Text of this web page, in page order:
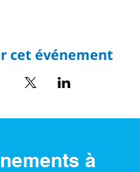
cet événement
à